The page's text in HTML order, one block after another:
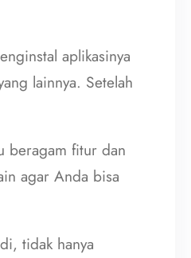
aplikasinya
lainnya. Setelah
beragam fitur dan
agar Anda bisa
tidak hanya